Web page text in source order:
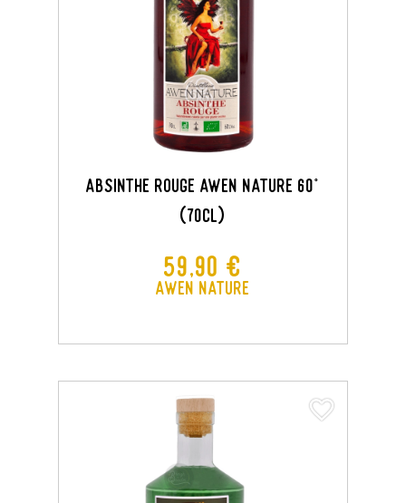
ABSINTHE ROUGE AWEN NATURE 60°
(70CL)
Prix
59,90 €
Awen Nature
favorite_border